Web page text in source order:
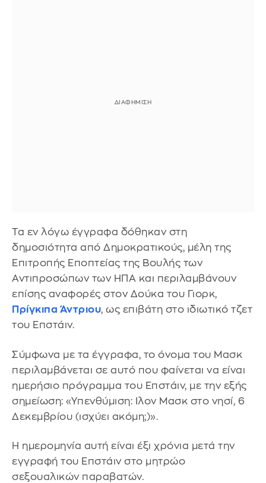
Τα εν λόγω έγγραφα δόθηκαν στη
δημοσιότητα από Δημοκρατικούς, μέλη της
Επιτροπής Εποπτείας της Βουλής των
Αντιπροσώπων των ΗΠΑ και περιλαμβάνουν
επίσης αναφορές στον Δούκα του Γιορκ,
Πρίγκιπα Άντριου, ως επιβάτη στο ιδιωτικό τζετ
του Επστάιν.
Σύμφωνα με τα έγγραφα, το όνομα του Μασκ
περιλαμβάνεται σε αυτό που φαίνεται να είναι
ημερήσιο πρόγραμμα του Επστάιν, με την εξής
σημείωση: «Υπενθύμιση: Ιλον Μασκ στο νησί, 6
Δεκεμβρίου (ισχύει ακόμη;)».
Η ημερομηνία αυτή είναι έξι χρόνια μετά την
εγγραφή του Επστάιν στο μητρώο
σεξουαλικών παραβατών.